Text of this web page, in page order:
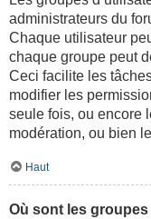
administrateurs du
Chaque utilisateur
chaque groupe peut
Ceci facilite les
modifier les
seule fois, ou encore
modération, ou bien
Haut
Où sont les